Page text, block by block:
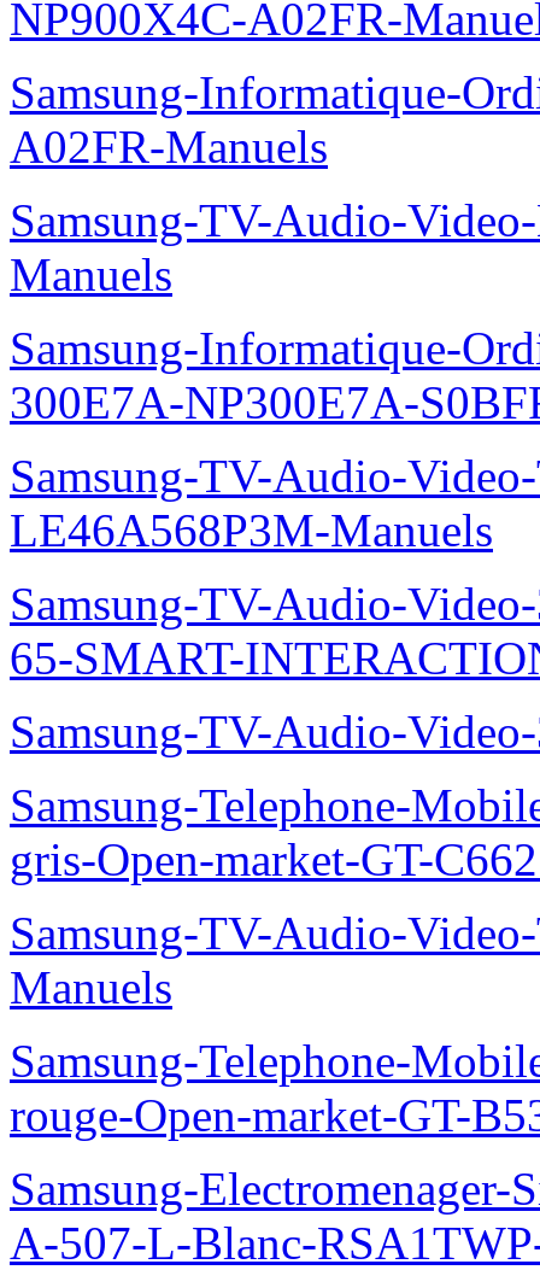
NP900X4C-A02FR-
Samsung-Informatique-
A02FR-Manuels
Samsung-TV-Audio-
Manuels
Samsung-Informatique-
300E7A-NP300E7A-
Samsung-TV-Audio-
LE46A568P3M-Manuels
Samsung-TV-Audio-
65-SMART-
Samsung-TV-Audio-
Samsung-Telephone-
gris-Open-market-GT-
Samsung-TV-Audio-
Manuels
Samsung-Telephone-
rouge-Open-market-GT-
Samsung-
A-507-L-Blanc-